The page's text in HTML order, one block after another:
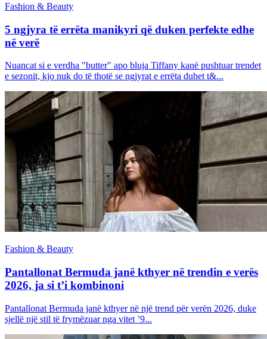
Fashion & Beauty
5 ngjyra të errëta manikyri që duken perfekte edhe
në verë
Nuancat si e verdha "butter" apo bluja Tiffany kanë pushtuar trendet
e sezonit, kjo nuk do të thotë se ngjyrat e errëta duhet t&...
Fashion & Beauty
Pantallonat Bermuda janë kthyer në trendin e verës
2026, ja si t’i kombinoni
Pantallonat Bermuda janë kthyer në një trend për verën 2026, duke
sjellë një stil të frymëzuar nga vitet ’9...